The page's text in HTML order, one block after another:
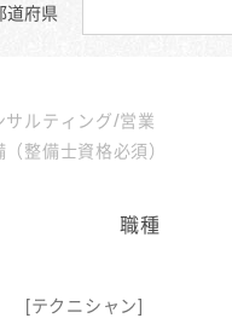
道府県
ルティング/営業
整備士資格必須）
職種
[テクニシャン]